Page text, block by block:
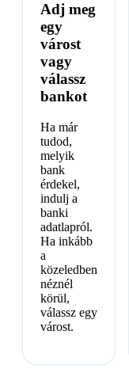
Adj meg
egy
várost
vagy
válassz
bankot
Ha már
tudod,
melyik
bank
érdekel,
indulj a
banki
adatlapról.
Ha inkább
a
közeledben
néznél
körül,
válassz egy
várost.